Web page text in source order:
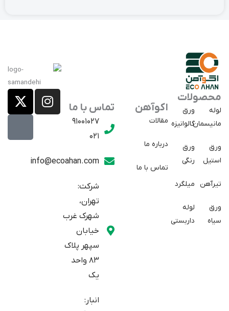
محصولات
لوله
مانیسمان
ورق
استیل
تیرآهن
ورق
سیاه
ورق
گالوانیزه
ورق
رنگی
میلگرد
لوله
داربستی
اکوآهن
مقالات
درباره ما
تماس با ما
تماس با ما
91001027
021
info@ecoahan.com
شرکت:
تهران،
شهرک غرب
خیابان
سپهر پلاک
83 واحد
یک
انبار:
I
n
s
g
X
-
t
i
E
a
p
r